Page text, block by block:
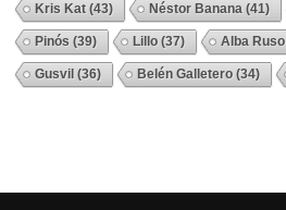
Kris Kat (43) Néstor Banana (41)
Pinós (39) Lillo (37) Alba Ruso
Gusvil (36) Belén Galletero (34)